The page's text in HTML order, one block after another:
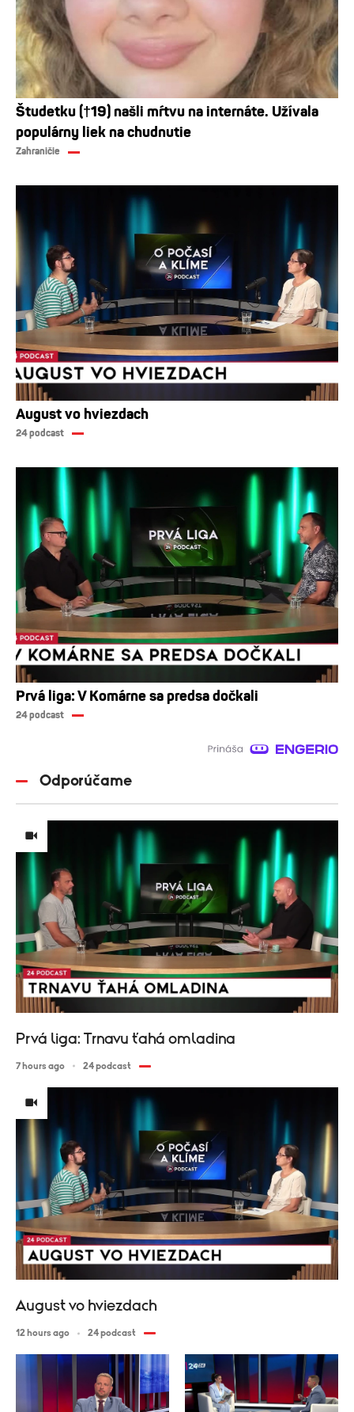
Študetku (†19) našli mŕtvu na internáte. Užívala
populárny liek na chudnutie
Zahraničie
August vo hviezdach
24 podcast
Prvá liga: V Komárne sa predsa dočkali
24 podcast
Odporúčame
Prvá liga: Trnavu ťahá omladina
7 hours ago 24 podcast
August vo hviezdach
12 hours ago 24 podcast